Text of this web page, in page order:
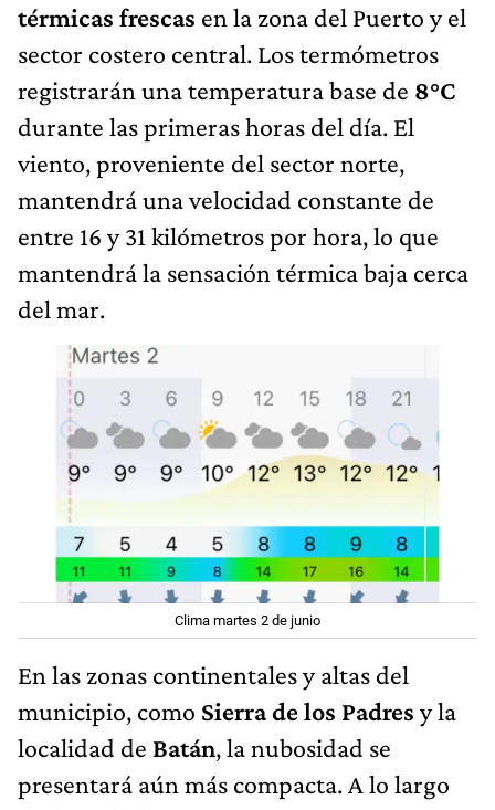
térmicas frescas en la zona del Puerto y el
sector costero central. Los termómetros
registrarán una temperatura base de 8°C
durante las primeras horas del día. El
viento, proveniente del sector norte,
mantendrá una velocidad constante de
entre 16 y 31 kilómetros por hora, lo que
mantendrá la sensación térmica baja cerca
del mar.
Clima martes 2 de junio
En las zonas continentales y altas del
municipio, como Sierra de los Padres y la
localidad de Batán, la nubosidad se
presentará aún más compacta. A lo largo